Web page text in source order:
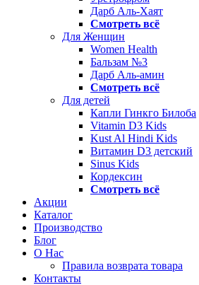
Дарб Аль-Хаят
Смотреть всё
Для Женщин
Women Health
Бальзам №3
Дарб Аль-амин
Смотреть всё
Для детей
Капли Гинкго Билоба
Vitamin D3 Kids
Kust Al Hindi Kids
Витамин D3 детский
Sinus Kids
Кордексин
Смотреть всё
Акции
Каталог
Производство
Блог
О Нас
Правила возврата товара
Контакты